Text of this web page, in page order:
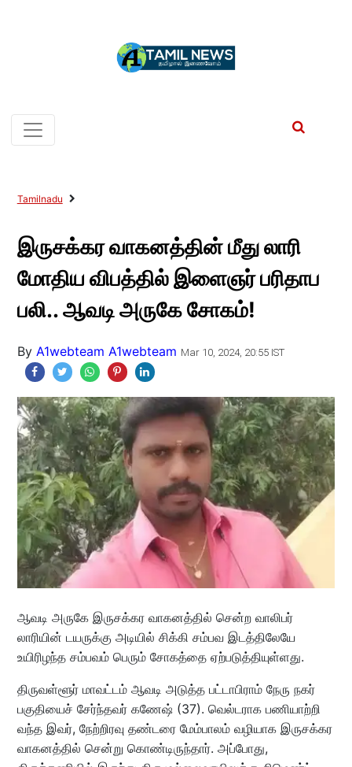
Tamilnadu
இருசக்கர வாகனத்தின் மீது லாரி
மோதிய விபத்தில் இளைஞர் பரிதாப
பலி.. ஆவடி அருகே சோகம்!
By A1webteam A1webteam Mar 10, 2024, 20:55 IST
ஆவடி அருகே இருசக்கர வாகனத்தில் சென்ற வாலிபர்
லாரியின் டயருக்கு அடியில் சிக்கி சம்பவ இடத்திலேயே
உயிரிழந்த சம்பவம் பெரும் சோகத்தை ஏற்படுத்தியுள்ளது.
திருவள்ளூர் மாவட்டம் ஆவடி அடுத்த பட்டாபிராம் நேரு நகர்
பகுதியைச் சேர்ந்தவர் கணேஷ் (37). வெல்டராக பணியாற்றி
வந்த இவர், நேற்றிரவு தண்டரை மேம்பாலம் வழியாக இருசக்கர
வாகனத்தில் சென்று கொண்டிருந்தார். அப்போது,